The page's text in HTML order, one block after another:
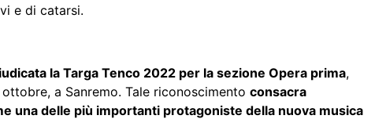
e di catarsi.
la Targa Tenco 2022 per la sezione Opera prima,
a Sanremo. Tale riconoscimento consacra
una delle più importanti protagoniste della nuova musica